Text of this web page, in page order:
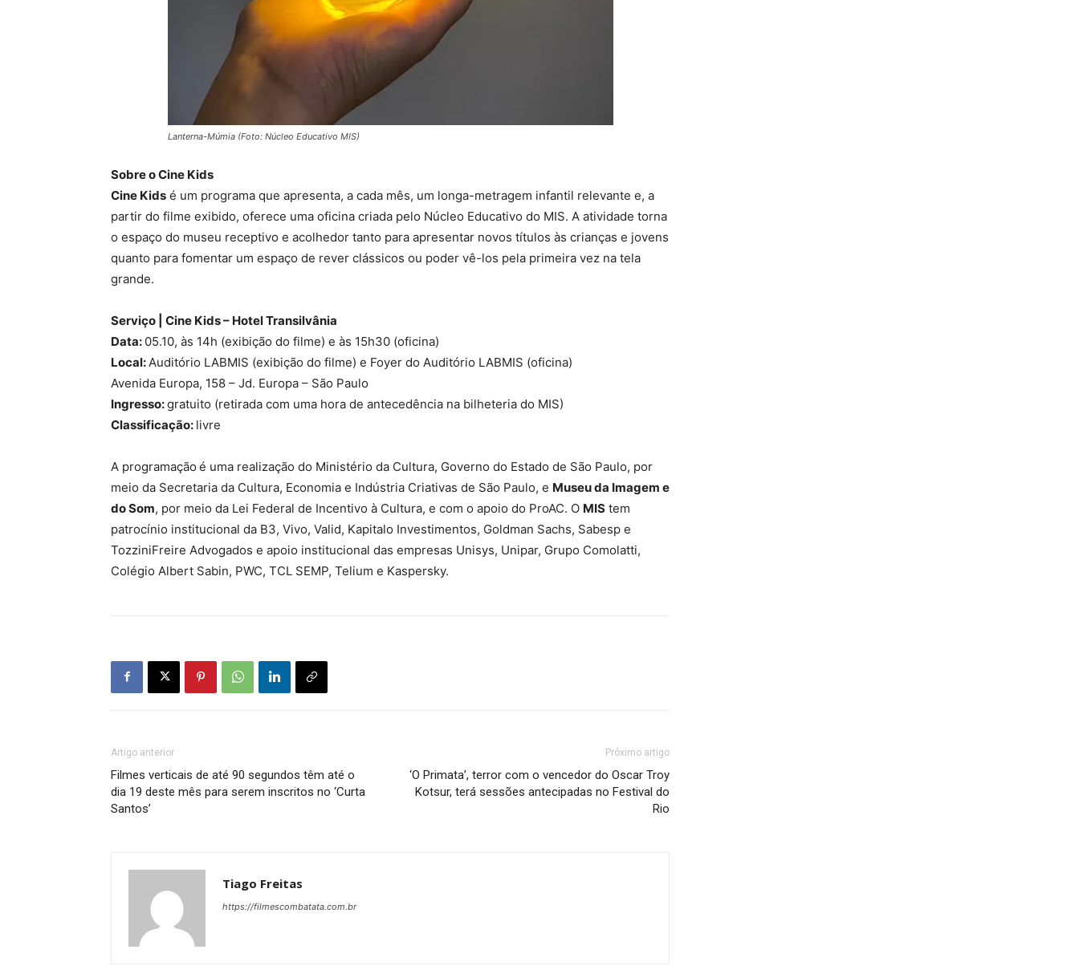
Lanterna-Múmia (Foto: Núcleo Educativo MIS)
Sobre o Cine Kids
Cine Kids é um programa que apresenta, a cada mês, um longa-metragem infantil relevante e, a
partir do filme exibido, oferece uma oficina criada pelo Núcleo Educativo do MIS. A atividade torna
o espaço do museu receptivo e acolhedor tanto para apresentar novos títulos às crianças e jovens
quanto para fomentar um espaço de rever clássicos ou poder vê-los pela primeira vez na tela
grande.
Serviço | Cine Kids – Hotel Transilvânia
Data: 05.10, às 14h (exibição do filme) e às 15h30 (oficina)
Local: Auditório LABMIS (exibição do filme) e Foyer do Auditório LABMIS (oficina)
Avenida Europa, 158 – Jd. Europa – São Paulo
Ingresso:gratuito (retirada com uma hora de antecedência na bilheteria do MIS)
Classificação: livre
A programação é uma realização do Ministério da Cultura, Governo do Estado de São Paulo, por
meio da Secretaria da Cultura, Economia e Indústria Criativas de São Paulo, e Museu da Imagem e
do Som, por meio da Lei Federal de Incentivo à Cultura, e com o apoio do ProAC. O MIS tem
patrocínio institucional da B3, Vivo, Valid, Kapitalo Investimentos, Goldman Sachs, Sabesp e
TozziniFreire Advogados e apoio institucional das empresas Unisys, Unipar, Grupo Comolatti,
Colégio Albert Sabin, PWC, TCL SEMP, Telium e Kaspersky.
Artigo anterior
Filmes verticais de até 90 segundos têm até o
dia 19 deste mês para serem inscritos no ‘Curta
Santos’
Próximo artigo
‘O Primata’, terror com o vencedor do Oscar Troy
Kotsur, terá sessões antecipadas no Festival do
Rio
Tiago Freitas
https://filmescombatata.com.br